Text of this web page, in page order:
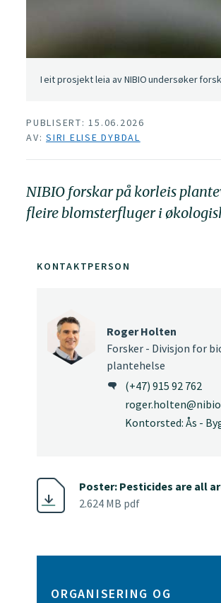
I eit prosjekt leia av NIBIO undersøker
PUBLISERT: 15.06.2026
AV: SIRI ELISE DYBDAL
NIBIO forskar på korleis
fleire blomsterfluger i
KONTAKTPERSON
Roger Holten
Forsker - Divisjon for
plantehelse
(+47) 915 92 762
Kontorsted: Ås -
Poster: Pesticides are all
2.624 MB pdf
ORGANISERING OG